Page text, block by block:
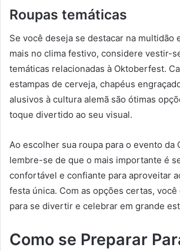
Roupas temáticas
Se você deseja se destacar na multidão
mais no clima festivo, considere vestir-
temáticas relacionadas à Oktoberfest.
estampas de cerveja, chapéus
alusivos à cultura alemã são ótimas
toque divertido ao seu visual.
Ao escolher sua roupa para o evento da
lembre-se de que o mais importante é
confortável e confiante para aproveitar
festa única. Com as opções certas,
para se divertir e celebrar em grande
Como se Preparar